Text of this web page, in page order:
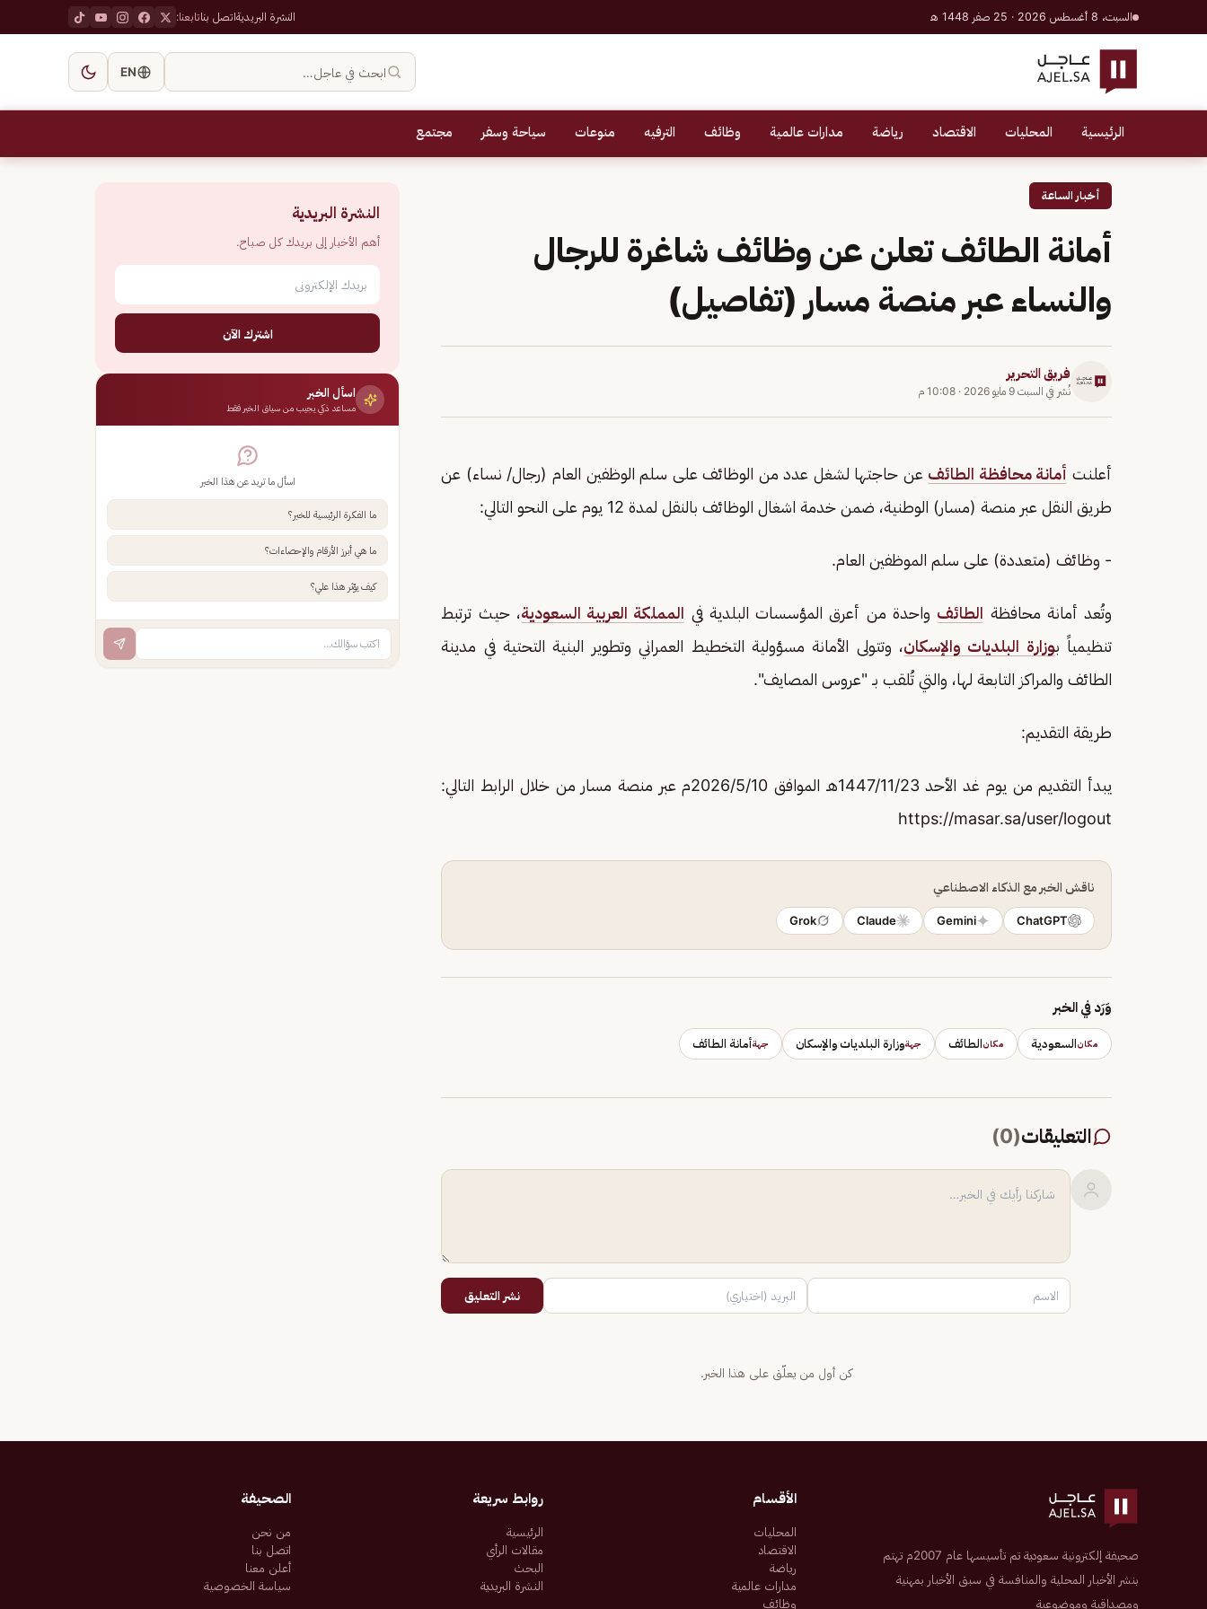
السبت، 8 أغسطس 2026 · 25 صفر 1448 هـ النشرة البريديةاتصل بناتابعنا:
ابحث في عاجل… EN
الرئيسية المحليات الاقتصاد رياضة مدارات عالمية وظائف الترفيه منوعات سياحة وسفر مجتمع
أخبار الساعة
أمانة الطائف تعلن عن وظائف شاغرة للرجال
والنساء عبر منصة مسار (تفاصيل)
فريق التحرير
نُشر في السبت 9 مايو 2026 · 10:08 م
أعلنت أمانة محافظة الطائف عن حاجتها لشغل عدد من الوظائف على سلم الوظفين العام (رجال/ نساء) عن
طريق النقل عبر منصة (مسار) الوطنية، ضمن خدمة اشغال الوظائف بالنقل لمدة 12 يوم على النحو التالي:
- وظائف (متعددة) على سلم الموظفين العام.
وتُعد أمانة محافظة الطائف واحدة من أعرق المؤسسات البلدية في المملكة العربية السعودية، حيث ترتبط
تنظيمياً بوزارة البلديات والإسكان، وتتولى الأمانة مسؤولية التخطيط العمراني وتطوير البنية التحتية في مدينة
الطائف والمراكز التابعة لها، والتي تُلقب بـ "عروس المصايف".
طريقة التقديم:
يبدأ التقديم من يوم غد الأحد 1447/11/23هـ الموافق 2026/5/10م عبر منصة مسار من خلال الرابط التالي:
https://masar.sa/user/logout
ناقش الخبر مع الذكاء الاصطناعي
ChatGPT
Gemini
Claude
Grok
وَرَد في الخبر
مكانالسعودية مكانالطائف جهةوزارة البلديات والإسكان جهةأمانة الطائف
التعليقات(
0
)
نشر التعليق
كن أول من يعلّق على هذا الخبر.
النشرة البريدية
أهم الأخبار إلى بريدك كل صباح.
اشترك الآن
اسأل الخبر
مساعد ذكي يجيب من سياق الخبر فقط
اسأل ما تريد عن هذا الخبر
ما الفكرة الرئيسية للخبر؟
ما هي أبرز الأرقام والإحصاءات؟
كيف يؤثر هذا علي؟
صحيفة إلكترونية سعودية تم تأسيسها عام 2007م تهتم
بنشر الأخبار المحلية والمنافسة في سبق الأخبار بمهنية
ومصداقية وموضوعية
الأقسام
المحليات
الاقتصاد
رياضة
مدارات عالمية
وظائف
روابط سريعة
الرئيسية
مقالات الرأي
البحث
النشرة البريدية
الصحيفة
من نحن
اتصل بنا
أعلن معنا
سياسة الخصوصية